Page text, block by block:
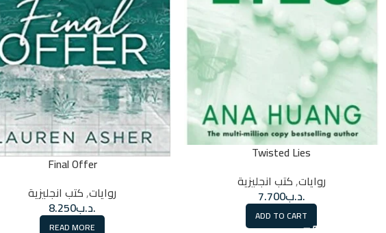
Twisted Lies
روايات,كتب انجليزية
.د.ب7.700
ADD TO CART
Final Offer
روايات,كتب انجليزية
.د.ب8.250
READ MORE